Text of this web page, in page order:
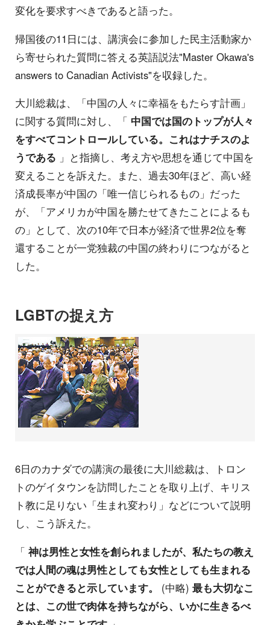
変化を要求すべきであると語った。
帰国後の11日には、講演会に参加した民主活動家か
ら寄せられた質問に答える英語説法"Master Okawa's
answers to Canadian Activists"を収録した。
大川総裁は、「中国の人々に幸福をもたらす計画」
に関する質問に対し、「 中国では国のトップが人々
をすべてコントロールしている。これはナチスのよ
うである 」と指摘し、考え方や思想を通じて中国を
変えることを訴えた。また、過去30年ほど、高い経
済成長率が中国の「唯一信じられるもの」だった
が、「アメリカが中国を勝たせてきたことによるも
の」として、次の10年で日本が経済で世界2位を奪
還することが一党独裁の中国の終わりにつながると
した。
LGBTの捉え方
6日のカナダでの講演の最後に大川総裁は、トロン
トのゲイタウンを訪問したことを取り上げ、キリス
ト教に足りない「生まれ変わり」などについて説明
し、こう訴えた。
「 神は男性と女性を創られましたが、私たちの教え
では人間の魂は男性としても女性としても生まれる
ことができると示しています。
(中略) 最も大切なこ
とは、この世で肉体を持ちながら、いかに生きるべ